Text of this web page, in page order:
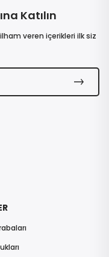
Katılın
veren içerikleri ilk siz